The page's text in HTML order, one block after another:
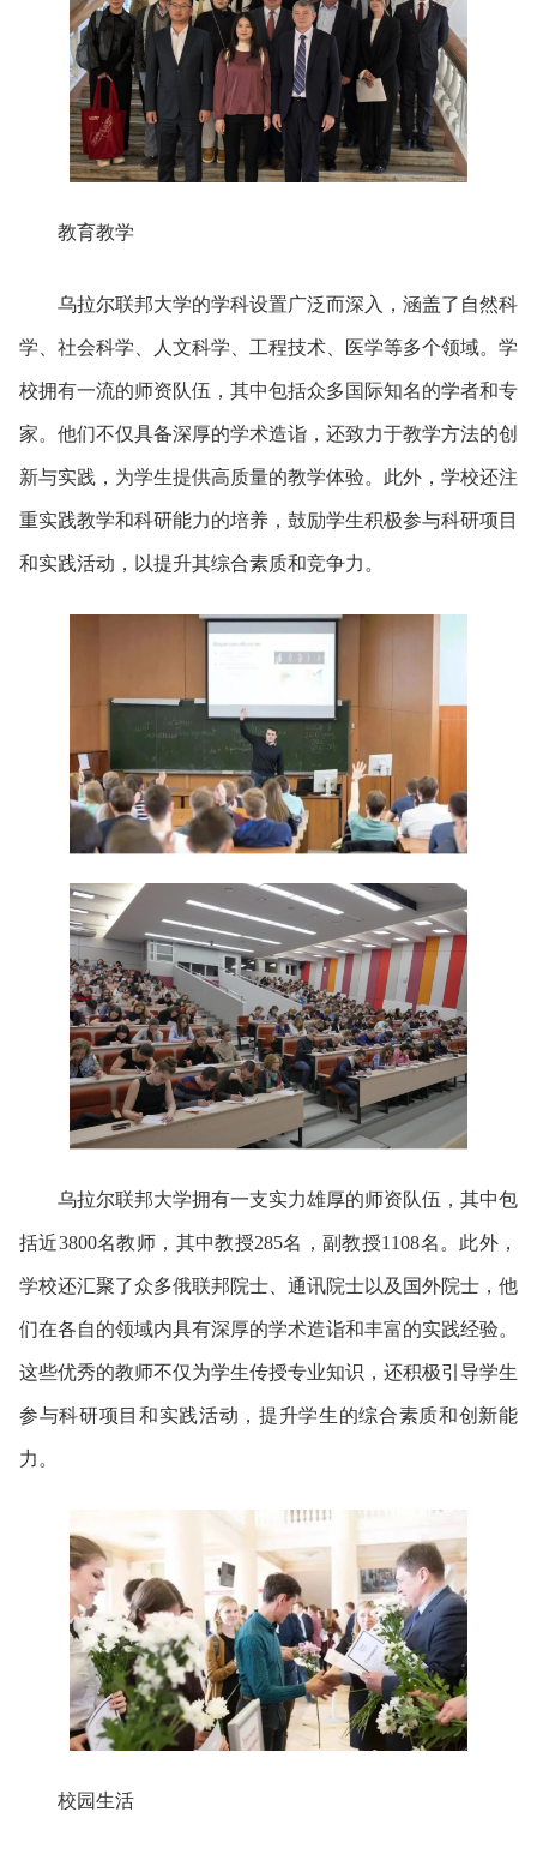
教育教学
乌拉尔联邦大学的学科设置广泛而深入，涵盖了自然科
学、社会科学、人文科学、工程技术、医学等多个领域。 学
校拥有一流的师资队伍，其中包括众多国际知名的学者和专
家。他们不仅具备深厚的学术造诣，还致力于教学方法的创
新与实践，为学生提供高质量的教学体验。 此外，学校还注
重实践教学和科研能力的培养，鼓励学生积极参与科研项目
和实践活动，以提升其综合素质和竞争力。
乌拉尔联邦大学拥有一支实力雄厚的师资队伍，其中包
括近3800名教师，其中教授285名，副教授1108名。此外，
学校还汇聚了众多俄联邦院士、通讯院士以及国外院士，他
们在各自的领域内具有深厚的学术造诣和丰富的实践经验。
这些优秀的教师不仅为学生传授专业知识，还积极引导学生
参与科研项目和实践活动，提升学生的综合素质和创新能
力。
校园生活